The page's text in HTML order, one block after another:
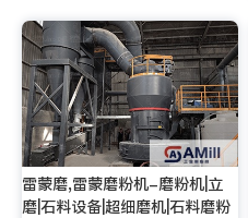
雷蒙磨,雷蒙磨粉机-磨粉机|立
磨|石料设备|超细磨机|石料磨粉